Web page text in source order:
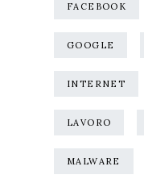
FACEBOOK
GOOGLE
INTERNET
LAVORO
MALWARE